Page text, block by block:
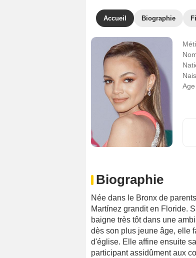
Accueil Biographie
Age
Biographie
Née dans le Bronx de
Martínez grandit en Floride.
baigne très tôt dans une
dès son plus jeune âge, elle
d'église. Elle affine ensuite
participant assidûment aux